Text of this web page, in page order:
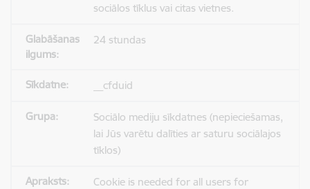
sociālos tīklus vai citas vietnes.
24 stundas
__cfduid
Sociālo mediju sīkdatnes (nepieciešamas,
lai Jūs varētu dalīties ar saturu sociālajos
tīklos)
Cookie is needed for all users for